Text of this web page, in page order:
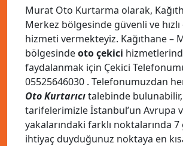
Murat Oto Kurtarma olarak,
Merkez bölgesinde güvenli ve hızlı
hizmeti vermekteyiz. Kağıthane –
bölgesindeoto çekici
faydalanmak için Çekici
05525646030 . Telefonumuzdan
Oto Kurtarıcıtalebinde
tarifelerimizle İstanbul’un Avrupa
yakalarındaki farklı noktalarında
ihtiyaç duyduğunuz noktaya en